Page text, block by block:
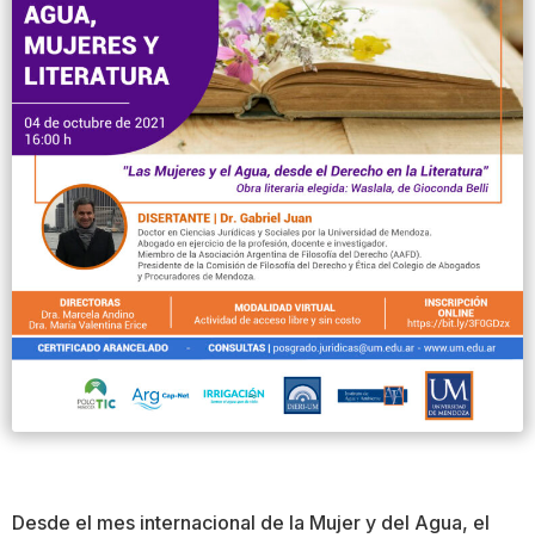
Desde el mes internacional de la Mujer y del Agua, el